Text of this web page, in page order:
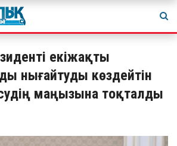
екіжақты
нығайтуды көздейтін
маңызына тоқталды